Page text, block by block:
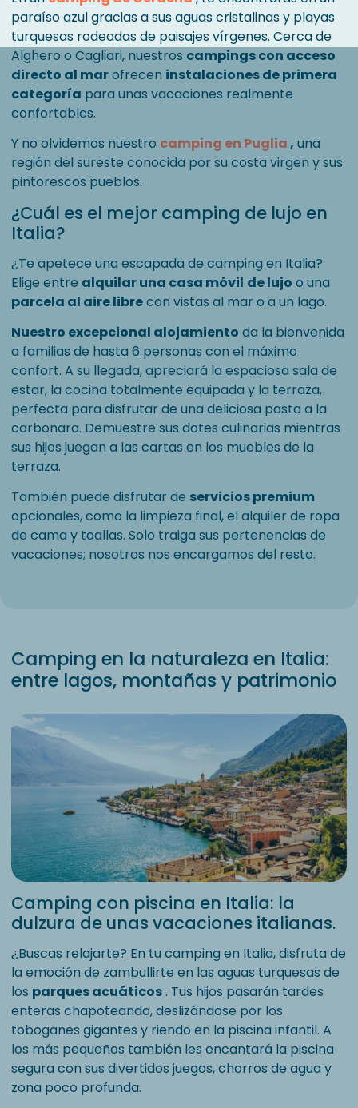
paraíso azul gracias a sus aguas cristalinas y playas
turquesas rodeadas de paisajes vírgenes. Cerca de
Alghero o Cagliari, nuestros campings con acceso
directo al marofrecen instalaciones de primera
categoría para unas vacaciones realmente
confortables.
Y no olvidemos nuestro camping en Puglia, una
región del sureste conocida por su costa virgen y sus
pintorescos pueblos.
¿Cuál es el mejor camping de lujo en
Italia?
¿Te apetece una escapada de camping en Italia?
Elige entre alquilar una casa móvil de lujo o una
parcela al aire librecon vistas al mar o a un lago.
Nuestro excepcional alojamiento da la bienvenida
a familias de hasta 6 personas con el máximo
confort. A su llegada, apreciará la espaciosa sala de
estar, la cocina totalmente equipada y la terraza,
perfecta para disfrutar de una deliciosa pasta a la
carbonara. Demuestre sus dotes culinarias mientras
sus hijos juegan a las cartas en los muebles de la
terraza.
También puede disfrutar de servicios premium
opcionales, como la limpieza final, el alquiler de ropa
de cama y toallas. Solo traiga sus pertenencias de
vacaciones; nosotros nos encargamos del resto.
Camping en la naturaleza en Italia:
entre lagos, montañas y patrimonio
Camping con piscina en Italia: la
dulzura de unas vacaciones italianas.
¿Buscas relajarte? En tu camping en Italia, disfruta de
la emoción de zambullirte en las aguas turquesas de
los parques acuáticos. Tus hijos pasarán tardes
enteras chapoteando, deslizándose por los
toboganes gigantes y riendo en la piscina infantil. A
los más pequeños también les encantará la piscina
segura con sus divertidos juegos, chorros de agua y
zona poco profunda.